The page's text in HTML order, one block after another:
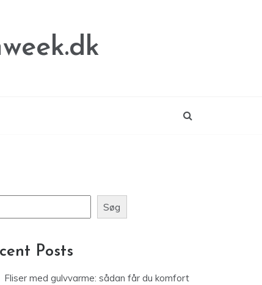
Søg
Posts
Fliser med gulvvarme: sådan får du komfort